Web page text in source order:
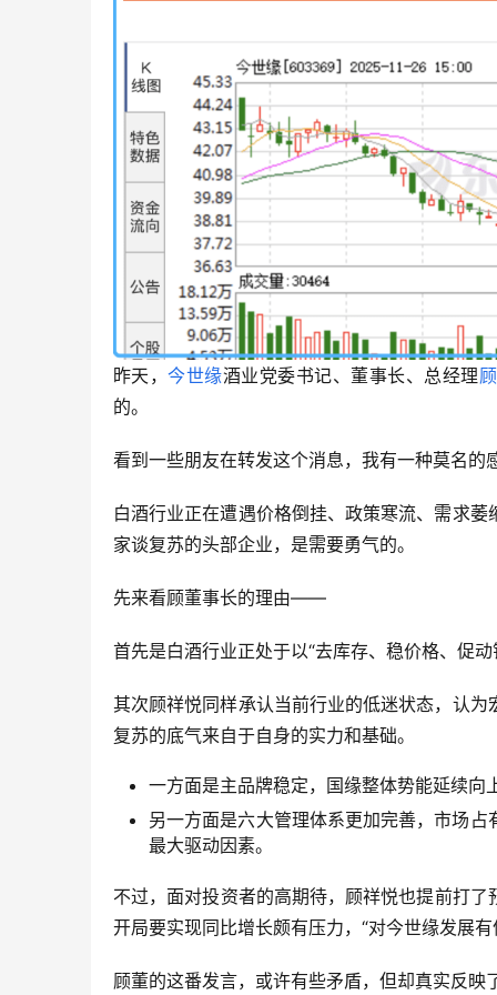
昨天，今世缘酒业党委书记、董事长、总经理
的。
看到一些朋友在转发这个消息，我有一种莫名的
白酒行业正在遭遇价格倒挂、政策寒流、需求
家谈复苏的头部企业，是需要勇气的。
先来看顾董事长的理由——
首先是白酒行业正处于以“去库存、稳价格、促
其次顾祥悦同样承认当前行业的低迷状态，认
复苏的底气来自于自身的实力和基础。
一方面是主品牌稳定，国缘整体势能延续
另一方面是六大管理体系更加完善，市场
最大驱动因素。
不过，面对投资者的高期待，顾祥悦也提前打
开局要实现同比增长颇有压力，“对今世缘发展
顾董的这番发言，或许有些矛盾，但却真实反